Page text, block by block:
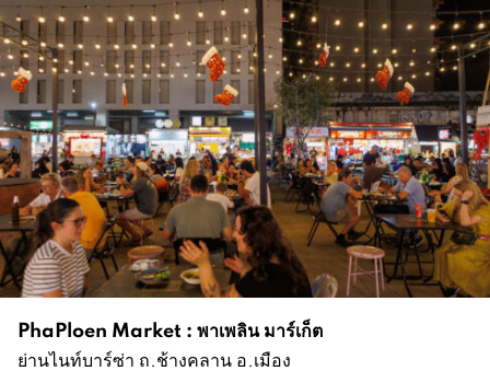
PhaPloen Market : พาเพลิน มาร์เก็ต
ย่านไนท์บาร์ซ่า ถ.ช้างคลาน อ.เมือง